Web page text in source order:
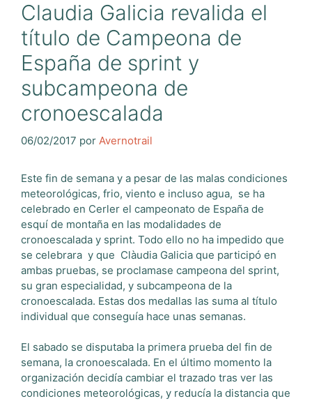
Claudia Galicia revalida el
título de Campeona de
España de sprint y
subcampeona de
cronoescalada
06/02/2017 por Avernotrail
Este fin de semana y a pesar de las malas condiciones
meteorológicas, frio, viento e incluso agua, se ha
celebrado en Cerler el campeonato de España de
esquí de montaña en las modalidades de
cronoescalada y sprint. Todo ello no ha impedido que
se celebrara y que Clàudia Galicia que participó en
ambas pruebas, se proclamase campeona del sprint,
su gran especialidad, y subcampeona de la
cronoescalada. Estas dos medallas las suma al título
individual que conseguía hace unas semanas.
El sabado se disputaba la primera prueba del fin de
semana, la cronoescalada. En el último momento la
organización decidía cambiar el trazado tras ver las
condiciones meteorológicas, y reducía la distancia que